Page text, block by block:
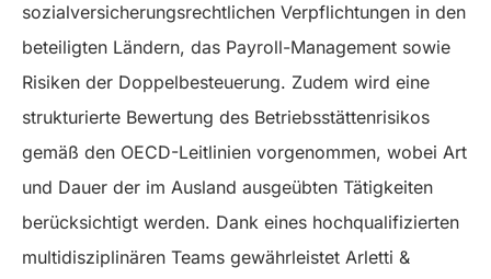
sozialversicherungsrechtlichen Verpflichtungen in den
beteiligten Ländern, das Payroll-Management sowie
Risiken der Doppelbesteuerung. Zudem wird eine
strukturierte Bewertung des Betriebsstättenrisikos
gemäß den OECD-Leitlinien vorgenommen, wobei Art
und Dauer der im Ausland ausgeübten Tätigkeiten
berücksichtigt werden. Dank eines hochqualifizierten
multidisziplinären Teams gewährleistet Arletti &